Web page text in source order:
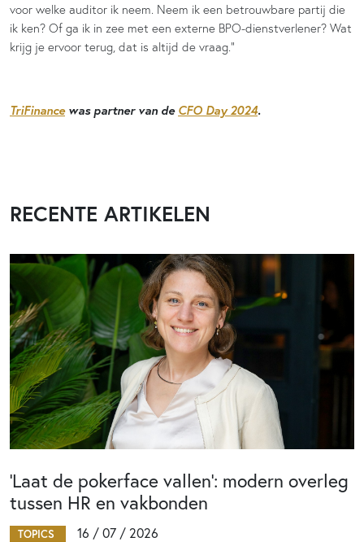
voor welke auditor ik neem. Neem ik een betrouwbare partij die
ik ken? Of ga ik in zee met een externe BPO-dienstverlener? Wat
krijg je ervoor terug, dat is altijd de vraag.”
TriFinancewas partner van de CFO Day 2024.
RECENTE ARTIKELEN
‘Laat de pokerface vallen’: modern overleg
tussen HR en vakbonden
TOPICS 16 / 07 / 2026